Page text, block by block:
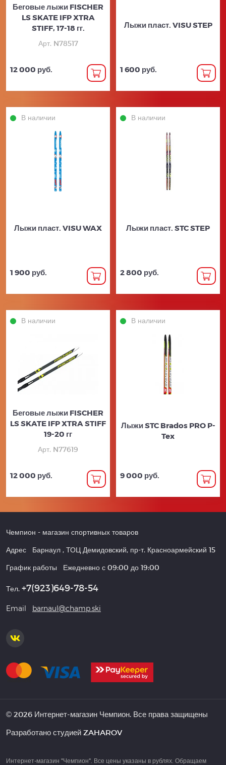
Беговые лыжи FISCHER
LS SKATE IFP XTRA
STIFF, 17-18 гг.
Арт. N78517
12 000 руб.
Лыжи пласт. VISU STEP
1 600 руб.
В наличии
Лыжи пласт. VISU WAX
1 900 руб.
В наличии
Лыжи пласт. STC STEP
2 800 руб.
В наличии
Беговые лыжи FISCHER
LS SKATE IFP XTRA STIFF
19-20 гг
Арт. N77619
12 000 руб.
В наличии
Лыжи STC Brados PRO P-
Tex
9 000 руб.
Чемпион - магазин спортивных товаров
Адрес Барнаул , ТОЦ Демидовский, пр-т. Красноармейский 15
График работы Ежедневно с 09:00 до 19:00
Тел. +7(923)649-78-54
Email barnaul@champ.ski
© 2026 Интернет-магазин Чемпион. Все права защищены
Разработано студией ZAHAROV
Интернет-магазин "Чемпион". Все цены указаны в рублях. Обращаем